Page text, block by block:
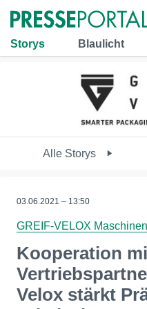
Storys Blaulicht
Alle Storys
03.06.2021 – 13:50
GREIF-VELOX
Kooperation
Velox stärkt